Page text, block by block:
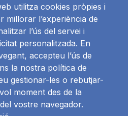
utilitza cookies pròpies i
millorar l’experiència de
l’ús del servei i
personalitzada. En
accepteu l’ús de
la nostra política de
gestionar-les o rebutjar-
moment des de la
vostre navegador.